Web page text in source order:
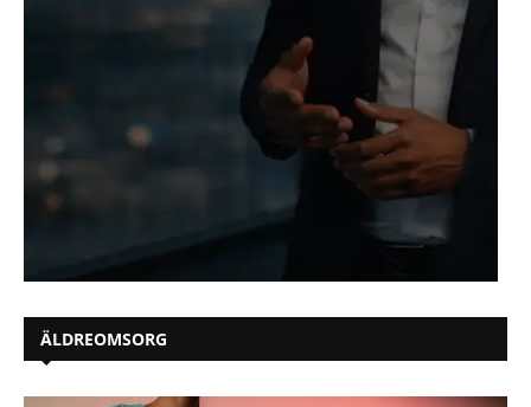
ÄLDREOMSORG